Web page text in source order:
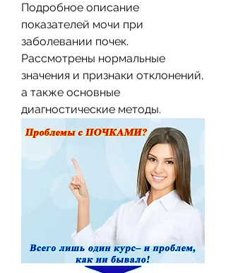
Подробное описание
показателей мочи при
заболевании почек.
Рассмотрены нормальные
значения и признаки отклонений,
а также основные
диагностические методы.